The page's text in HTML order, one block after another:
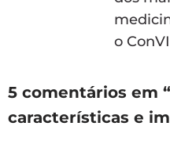
o
5 comentários em
características e